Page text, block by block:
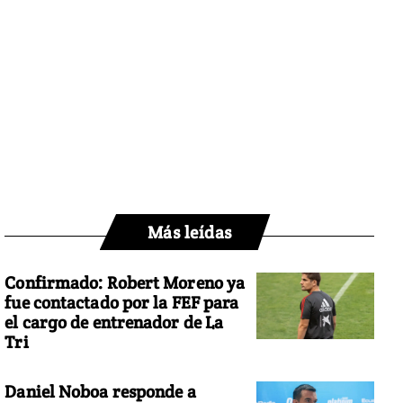
Más leídas
Confirmado: Robert Moreno ya
fue contactado por la FEF para
el cargo de entrenador de La
Tri
Daniel Noboa responde a